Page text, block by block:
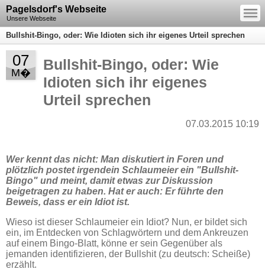
Pagelsdorf's Webseite
Unsere Webseite
—
—
—
Bullshit-Bingo, oder: Wie Idioten sich ihr eigenes Urteil sprechen
07
M�
Bullshit-Bingo, oder: Wie
Idioten sich ihr eigenes
Urteil sprechen
07.03.2015 10:19
Wer kennt das nicht: Man diskutiert in Foren und
plötzlich postet irgendein Schlaumeier ein "Bullshit-
Bingo" und meint, damit etwas zur Diskussion
beigetragen zu haben. Hat er auch: Er führte den
Beweis, dass er ein Idiot ist.
Wieso ist dieser Schlaumeier ein Idiot? Nun, er bildet sich
ein, im Entdecken von Schlagwörtern und dem Ankreuzen
auf einem Bingo-Blatt, könne er sein Gegenüber als
jemanden identifizieren, der Bullshit (zu deutsch: Scheiße)
erzählt.